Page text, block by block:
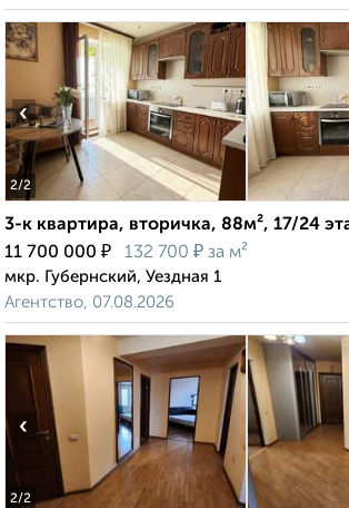
2/2
‹
3-к квартира, вторичка, 88м², 17/24
11 700 000 ₽ 132 700 ₽ за м²
мкр. Губернский, Уездная 1
Агентство, 07.08.2026
2/2
‹